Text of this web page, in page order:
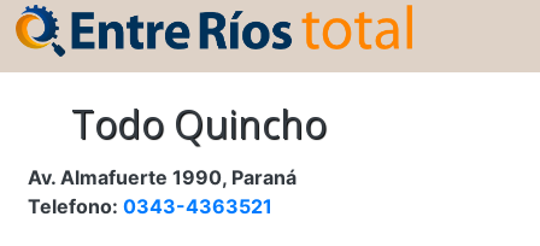
Todo Quincho
Av. Almafuerte 1990, Paraná
Telefono: 0343-4363521